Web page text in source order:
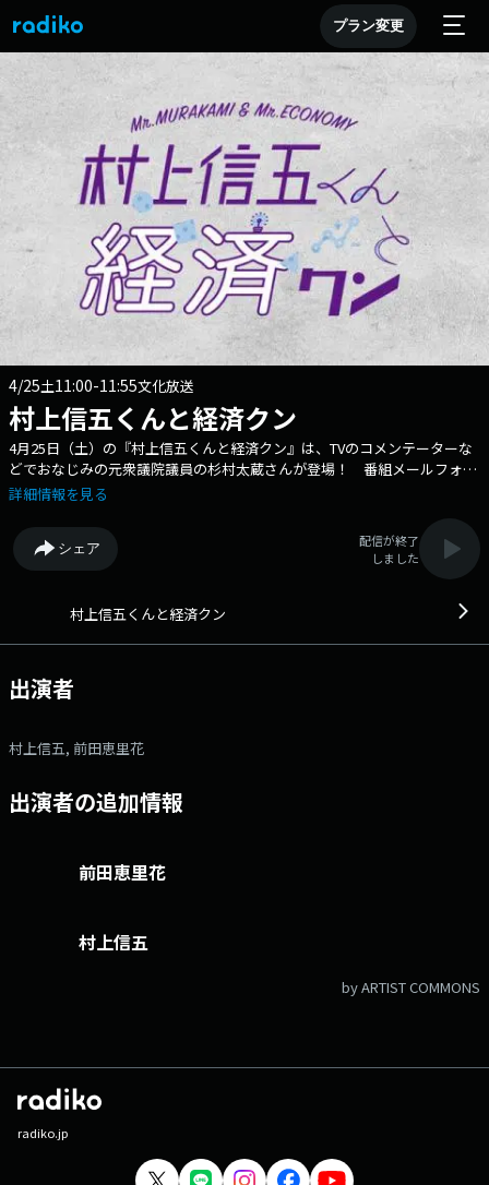
プラン変更
4/25土11:00-11:55文化放送
村上信五くんと経済クン
4月25日（土）の『村上信五くんと経済クン』は、TVのコメンテーターな
どでおなじみの元衆議院議員の杉村太蔵さんが登場！ 番組メールフォー
ム： https://form.run/@murakami X（旧Twitter）ページは
による講義で 「経済」「お金」「イノベーション」について学んでいく
番組です。 第一線で活躍する方だからこそ知っている情報を イチ早く
皆さんに提供できるよう頑張ります。 105-8002 文化放送「村上信五
ウントは「@joqrpr」 文化放送公式X（旧Twitter）ハッシュタグは「#文
「@joqr_916」
詳細情報を見る
シェア
配信が終了
しました
村上信五くんと経済クン
出演者
村上信五, 前田恵里花
出演者の追加情報
前田恵里花
村上信五
by ARTIST COMMONS
radiko.jp